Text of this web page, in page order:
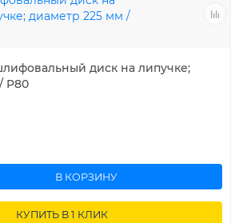
диск на липучке;
P80
В КОРЗИНУ
КУПИТЬ В 1 КЛИК